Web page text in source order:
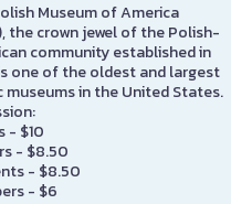
Museum of America
the crown jewel of the Polish-
community established in
one of the oldest and largest
museums in the United States.
- $10
- $8.50
- $8.50
- $6